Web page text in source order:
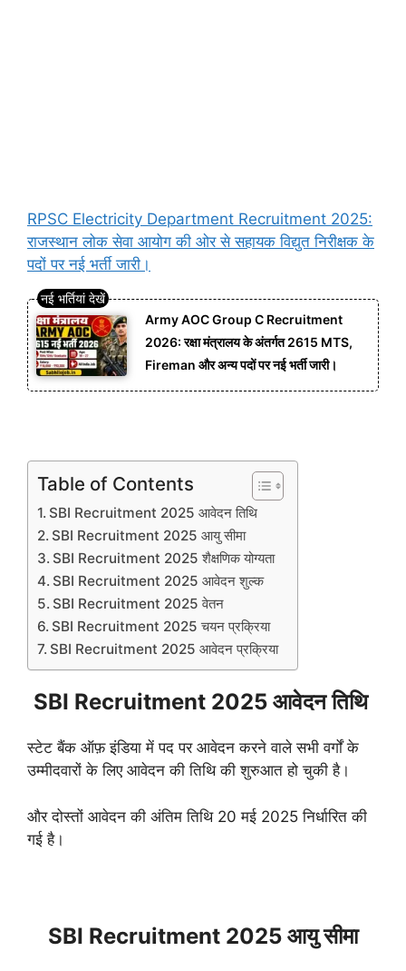
RPSC Electricity Department Recruitment 2025:
राजस्थान लोक सेवा आयोग की ओर से सहायक विद्युत निरीक्षक के
पदों पर नई भर्ती जारी।
Army AOC Group C Recruitment
2026: रक्षा मंत्रालय के अंतर्गत 2615 MTS,
Fireman और अन्य पदों पर नई भर्ती जारी।
Table of Contents
SBI Recruitment 2025 आवेदन तिथि
SBI Recruitment 2025 आयु सीमा
SBI Recruitment 2025 शैक्षणिक योग्यता
SBI Recruitment 2025 आवेदन शुल्क
SBI Recruitment 2025 वेतन
SBI Recruitment 2025 चयन प्रक्रिया
SBI Recruitment 2025 आवेदन प्रक्रिया
SBI Recruitment 2025 आवेदन तिथि
स्टेट बैंक ऑफ़ इंडिया में पद पर आवेदन करने वाले सभी वर्गों के
उम्मीदवारों के लिए आवेदन की तिथि की शुरुआत हो चुकी है।
और दोस्तों आवेदन की अंतिम तिथि 20 मई 2025 निर्धारित की
गई है।
SBI Recruitment 2025 आयु सीमा